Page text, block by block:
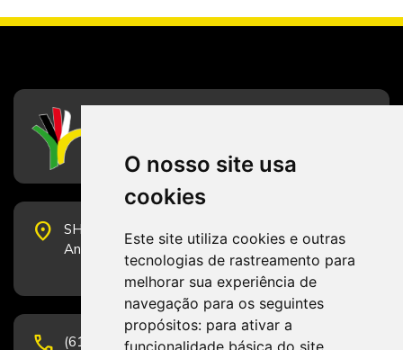
O nosso site usa
cookies
Este site utiliza cookies e outras
tecnologias de rastreamento para
melhorar sua experiência de
navegação para os seguintes
propósitos: para ativar a
funcionalidade básica do site,
place
SHS Quadra 6, Bloco E, Complexo Brasil 21, 20º
Andar, Sala 2001 - CEP 70322-915 - Brasília/DF
phone (61) 3223-1652 e (61) 98131-3801.